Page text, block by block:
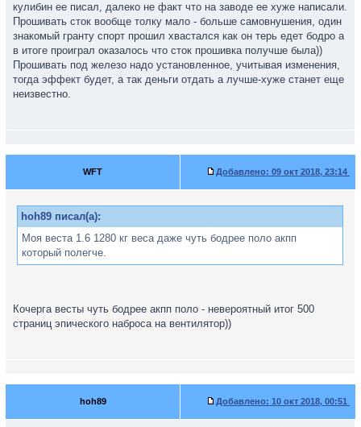
кулибин ее писал, далеко не факт что на заводе ее хуже написали.
Прошивать сток вообще толку мало - больше самовнушения, один
знакомый гранту спорт прошил хвастался как он терь едет бодро а
в итоге проиграл оказалось что сток прошивка получше была))
Прошивать под железо надо установленное, учитывая изменения,
тогда эффект будет, а так деньги отдать а лучше-хуже станет еще
неизвестно.
WFT Добавлено: 09 окт 2018, 23:14
hoh89 писал(а):
Моя веста 1.6 1280 кг веса даже чуть бодрее поло акпп
который полегче.
Кочерга весты чуть бодрее акпп поло - невероятный итог 500
страниц эпического наброса на вентилятор))
hoh89 Добавлено: 10 окт 2018, 00:51